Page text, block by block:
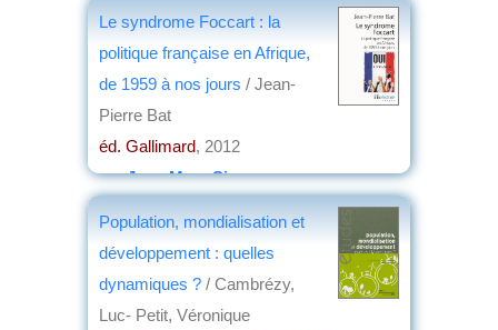
Le syndrome Foccart : la
politique française en Afrique,
de 1959 à nos jours / Jean-
Pierre Bat
éd. Gallimard, 2012
parJean-Marc Simon
Population, mondialisation et
développement : quelles
dynamiques ? / Cambrézy,
Luc- Petit, Véronique